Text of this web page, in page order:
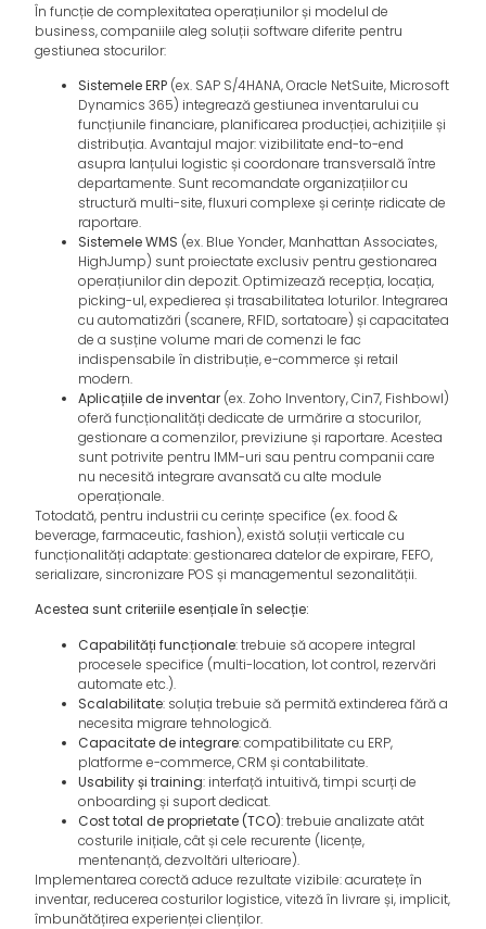
În funcție de complexitatea operațiunilor și modelul de
business, companiile aleg soluții software diferite pentru
gestiunea stocurilor:
Sistemele ERP (ex. SAP S/4HANA, Oracle NetSuite, Microsoft
Dynamics 365) integrează gestiunea inventarului cu
funcțiunile financiare, planificarea producției, achizițiile și
distribuția. Avantajul major: vizibilitate end-to-end
asupra lanțului logistic și coordonare transversală între
departamente. Sunt recomandate organizațiilor cu
structură multi-site, fluxuri complexe și cerințe ridicate de
raportare.
Sistemele WMS (ex. Blue Yonder, Manhattan Associates,
HighJump) sunt proiectate exclusiv pentru gestionarea
operațiunilor din depozit. Optimizează recepția, locația,
picking-ul, expedierea și trasabilitatea loturilor. Integrarea
cu automatizări (scanere, RFID, sortatoare) și capacitatea
de a susține volume mari de comenzi le fac
indispensabile în distribuție, e-commerce și retail
modern.
Aplicațiile de inventar (ex. Zoho Inventory, Cin7, Fishbowl)
oferă funcționalități dedicate de urmărire a stocurilor,
gestionare a comenzilor, previziune și raportare. Acestea
sunt potrivite pentru IMM-uri sau pentru companii care
nu necesită integrare avansată cu alte module
operaționale.
Totodată, pentru industrii cu cerințe specifice (ex. food &
beverage, farmaceutic, fashion), există soluții verticale cu
funcționalități adaptate: gestionarea datelor de expirare, FEFO,
serializare, sincronizare POS și managementul sezonalității.
Acestea sunt criteriile esențiale în selecție:
Capabilități funcționale: trebuie să acopere integral
procesele specifice (multi-location, lot control, rezervări
automate etc.).
Scalabilitate: soluția trebuie să permită extinderea fără a
necesita migrare tehnologică.
Capacitate de integrare: compatibilitate cu ERP,
platforme e-commerce, CRM și contabilitate.
Usability și training: interfață intuitivă, timpi scurți de
onboarding și suport dedicat.
Cost total de proprietate (TCO): trebuie analizate atât
costurile inițiale, cât și cele recurente (licențe,
mentenanță, dezvoltări ulterioare).
Implementarea corectă aduce rezultate vizibile: acuratețe în
inventar, reducerea costurilor logistice, viteză în livrare și, implicit,
îmbunătățirea experienței clienților.